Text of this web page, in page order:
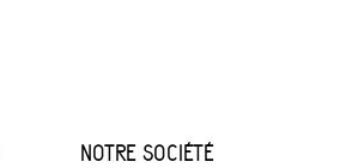
NOTRE SOCIÉTÉ